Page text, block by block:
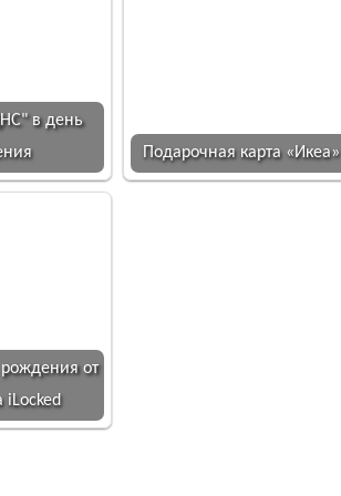
в день
Подарочная карта «Икеа»
от
iLocked